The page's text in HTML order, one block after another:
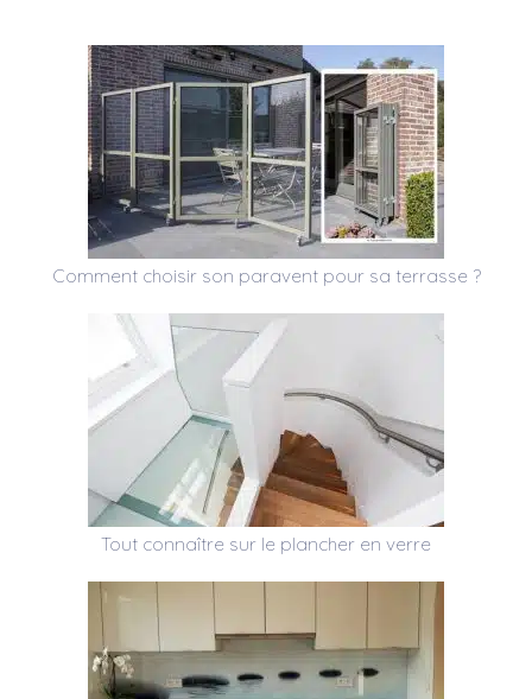
Comment choisir son paravent pour sa terrasse ?
Tout connaître sur le plancher en verre